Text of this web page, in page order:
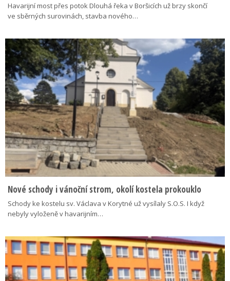
Havarijní most přes potok Dlouhá řeka v Boršicích už brzy skončí
ve sběrných surovinách, stavba nového…
Nové schody i vánoční strom, okolí kostela prokouklo
Schody ke kostelu sv. Václava v Korytné už vysílaly S.O.S. I když
nebyly vyloženě v havarijním…